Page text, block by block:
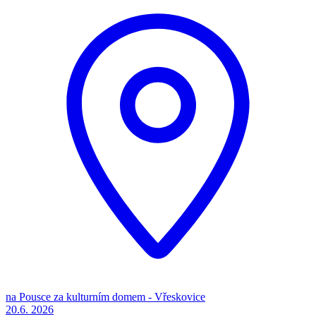
na Pousce za kulturním domem - Vřeskovice
20.6. 2026